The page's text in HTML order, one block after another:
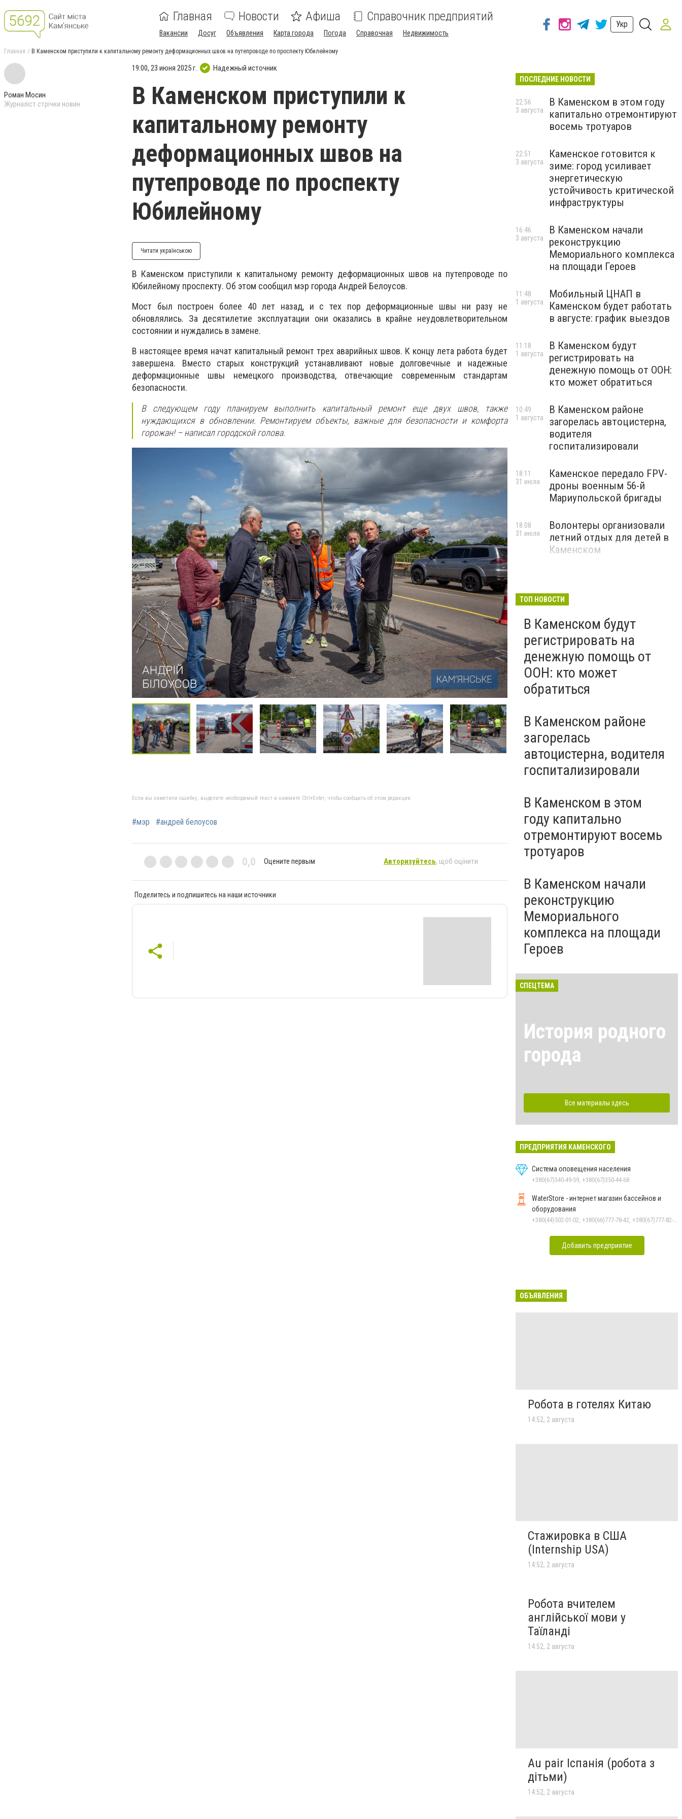
Главная Новости Афиша Справочник предприятий
Вакансии Досуг Объявления Карта города Погода Справочная Недвижимость
Укр
Главная В Каменском приступили к капитальному ремонту деформационных швов на путепроводе по проспекту Юбилейному
Роман Мосин
Журналіст стрічки новин
19:00, 23 июня 2025 г. Надежный источник
В Каменском приступили к
капитальному ремонту
деформационных швов на
путепроводе по проспекту
Юбилейному
Читати українською
В Каменском приступили к капитальному ремонту деформационных швов на путепроводе по
Юбилейному проспекту. Об этом сообщил мэр города Андрей Белоусов.
Мост был построен более 40 лет назад, и с тех пор деформационные швы ни разу не
обновлялись. За десятилетие эксплуатации они оказались в крайне неудовлетворительном
состоянии и нуждались в замене.
В настоящее время начат капитальный ремонт трех аварийных швов. К концу лета работа будет
завершена. Вместо старых конструкций устанавливают новые долговечные и надежные
деформационные швы немецкого производства, отвечающие современным стандартам
безопасности.
В следующем году планируем выполнить капитальный ремонт еще двух швов, также
нуждающихся в обновлении. Ремонтируем объекты, важные для безопасности и комфорта
горожан! – написал городской голова.
Если вы заметили ошибку, выделите необходимый текст и нажмите Ctrl+Enter, чтобы сообщить об этом редакции
#мэр #андрей белоусов
0,0 Оцените первым Авторизуйтесь, щоб оцінити
Поделитесь и подпишитесь на наши источники
ПОСЛЕДНИЕ НОВОСТИ
В Каменском в этом году
капитально отремонтируют
восемь тротуаров
22:56
3 августа
Каменское готовится к
зиме: город усиливает
энергетическую
устойчивость критической
инфраструктуры
22:51
3 августа
В Каменском начали
реконструкцию
Мемориального комплекса
на площади Героев
16:46
3 августа
Мобильный ЦНАП в
Каменском будет работать
в августе: график выездов
11:48
1 августа
В Каменском будут
регистрировать на
денежную помощь от ООН:
кто может обратиться
11:18
1 августа
В Каменском районе
загорелась автоцистерна,
водителя
госпитализировали
10:49
1 августа
Каменское передало FPV-
дроны военным 56-й
Мариупольской бригады
18:11
31 июля
Волонтеры организовали
летний отдых для детей в
Каменском
18:08
31 июля
ТОП НОВОСТИ
В Каменском будут
регистрировать на
денежную помощь от
ООН: кто может
обратиться
В Каменском районе
загорелась
автоцистерна, водителя
госпитализировали
В Каменском в этом
году капитально
отремонтируют восемь
тротуаров
В Каменском начали
реконструкцию
Мемориального
комплекса на площади
Героев
СПЕЦТЕМА
История родного
города
Все материалы здесь
ПРЕДПРИЯТИЯ КАМЕНСКОГО
Система оповещения населения
+380(67)340-49-59, +380(67)350-44-68
WaterStore - интернет магазин бассейнов и
оборудования
Добавить предприятие
ОБЪЯВЛЕНИЯ
Робота в готелях Китаю
14:52, 2 августа
Стажировка в США
(Internship USA)
14:52, 2 августа
Робота вчителем
англійської мови у
Таїланді
14:52, 2 августа
Au pair Іспанія (робота з
дітьми)
14:52, 2 августа